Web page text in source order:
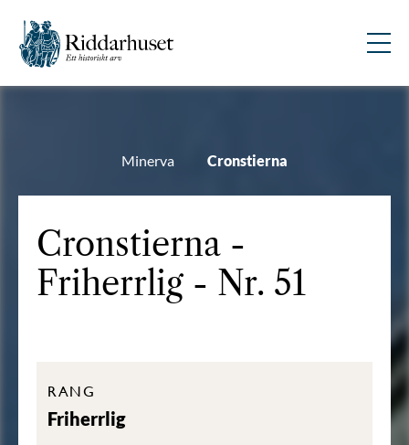
Minerva Cronstierna
Cronstierna -
Friherrlig - Nr. 51
RANG
Friherrlig